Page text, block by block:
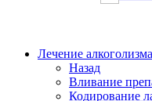
Лечение алкоголизма
Назад
Вливание
Кодирование